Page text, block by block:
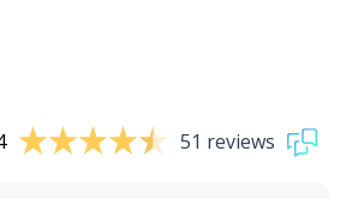
51 reviews